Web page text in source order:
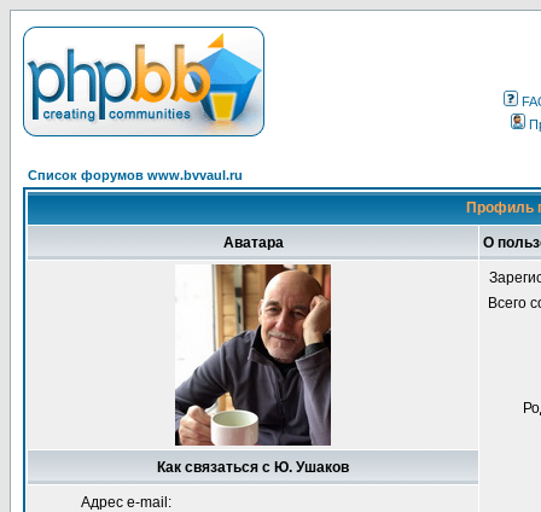
Список форумов www.bvvaul.ru
Профиль
Аватара О
Всего
Как связаться с Ю. Ушаков
Адрес e-mail: